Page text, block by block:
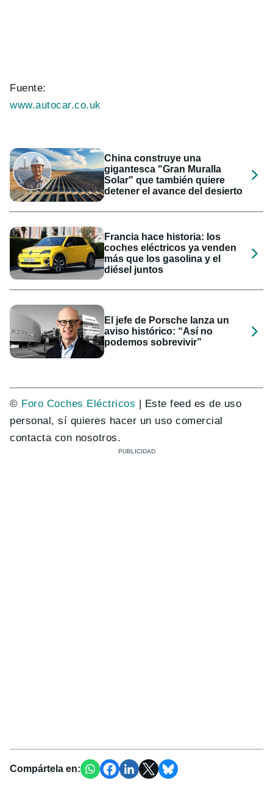
Fuente:
www.autocar.co.uk
China construye una
gigantesca "Gran Muralla
Solar" que también quiere
detener el avance del desierto
Francia hace historia: los
coches eléctricos ya venden
más que los gasolina y el
diésel juntos
El jefe de Porsche lanza un
aviso histórico: “Así no
podemos sobrevivir”
© Foro Coches Eléctricos | Este feed es de uso
personal, sí quieres hacer un uso comercial
contacta con nosotros.
Compártela en: